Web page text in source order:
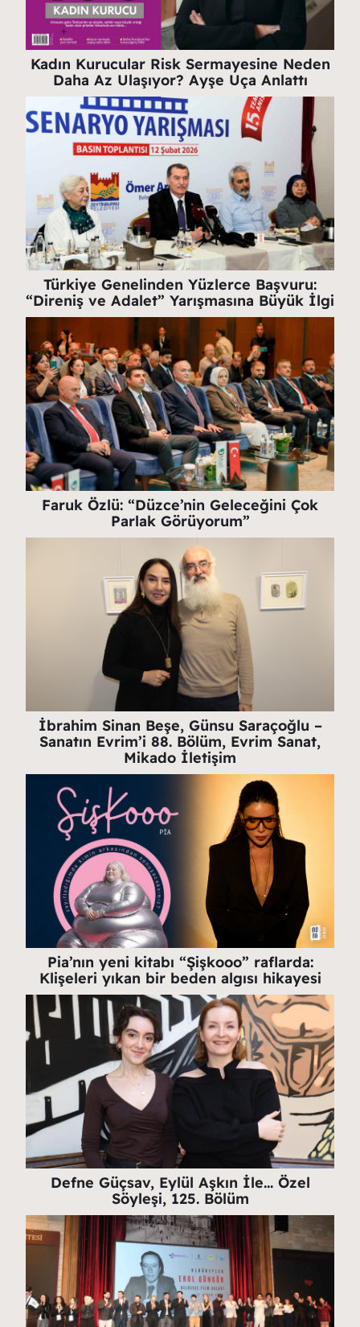
Kadın Kurucular Risk Sermayesine Neden
Daha Az Ulaşıyor? Ayşe Uça Anlattı
Türkiye Genelinden Yüzlerce Başvuru:
“Direniş ve Adalet” Yarışmasına Büyük İlgi
Faruk Özlü: “Düzce’nin Geleceğini Çok
Parlak Görüyorum”
İbrahim Sinan Beşe, Günsu Saraçoğlu –
Sanatın Evrim’i 88. Bölüm, Evrim Sanat,
Mikado İletişim
Pia’nın yeni kitabı “Şişkooo” raflarda:
Klişeleri yıkan bir beden algısı hikayesi
Defne Güçsav, Eylül Aşkın İle… Özel
Söyleşi, 125. Bölüm